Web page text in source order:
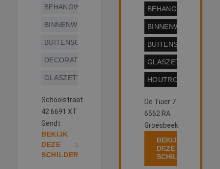
BEHANGWERK
BINNENWERK
BUITENSCHILDERWERK
DECORATIESCHILDERWERK
GLASZETTEN
Schoolstraat
42 6691 XT
Gendt
BEKIJK
DEZE
SCHILDER
BEHANGWERK
BINNENWERK
GLASZETTEN
De Tuier 7
6562 RA
Groesbeek
BEKIJK
DEZE
SCHILDER